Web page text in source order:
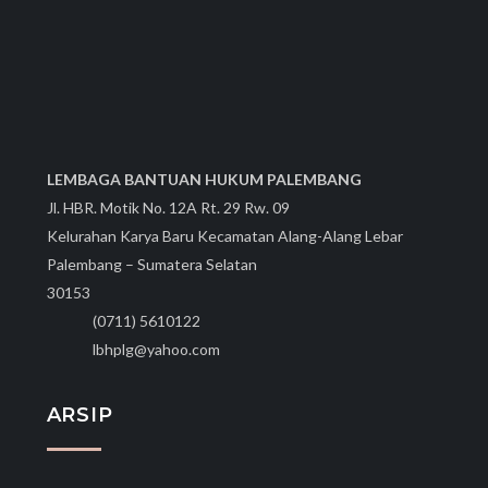
LEMBAGA BANTUAN HUKUM PALEMBANG
Jl. HBR. Motik No. 12A Rt. 29 Rw. 09
Kelurahan Karya Baru Kecamatan Alang-Alang Lebar
Palembang – Sumatera Selatan
30153
(0711) 5610122
lbhplg@yahoo.com
ARSIP